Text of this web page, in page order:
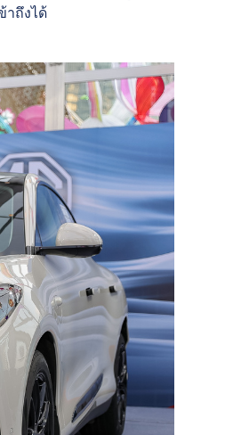
าถึงได้